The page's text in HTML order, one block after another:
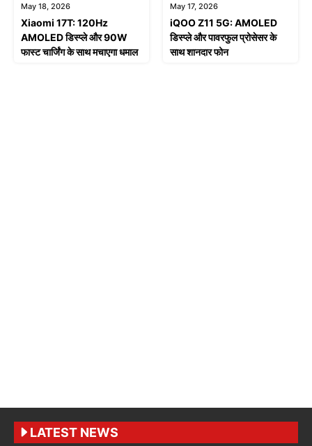
May 18, 2026
Xiaomi 17T: 120Hz
AMOLED डिस्प्ले और 90W
फास्ट चार्जिंग के साथ मचाएगा धमाल
May 17, 2026
iQOO Z11 5G: AMOLED
डिस्प्ले और पावरफुल प्रोसेसर के
साथ शानदार फोन
LATEST NEWS